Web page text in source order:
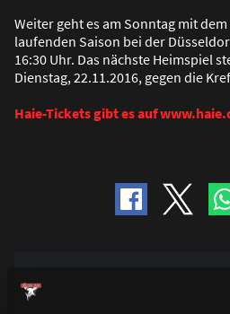
Weiter geht es am Sonntag mit
laufenden Saison bei der
16:30 Uhr. Das nächste Heimspiel
Dienstag, 22.11.2016, gegen die
Haie-Tickets gibt es auf